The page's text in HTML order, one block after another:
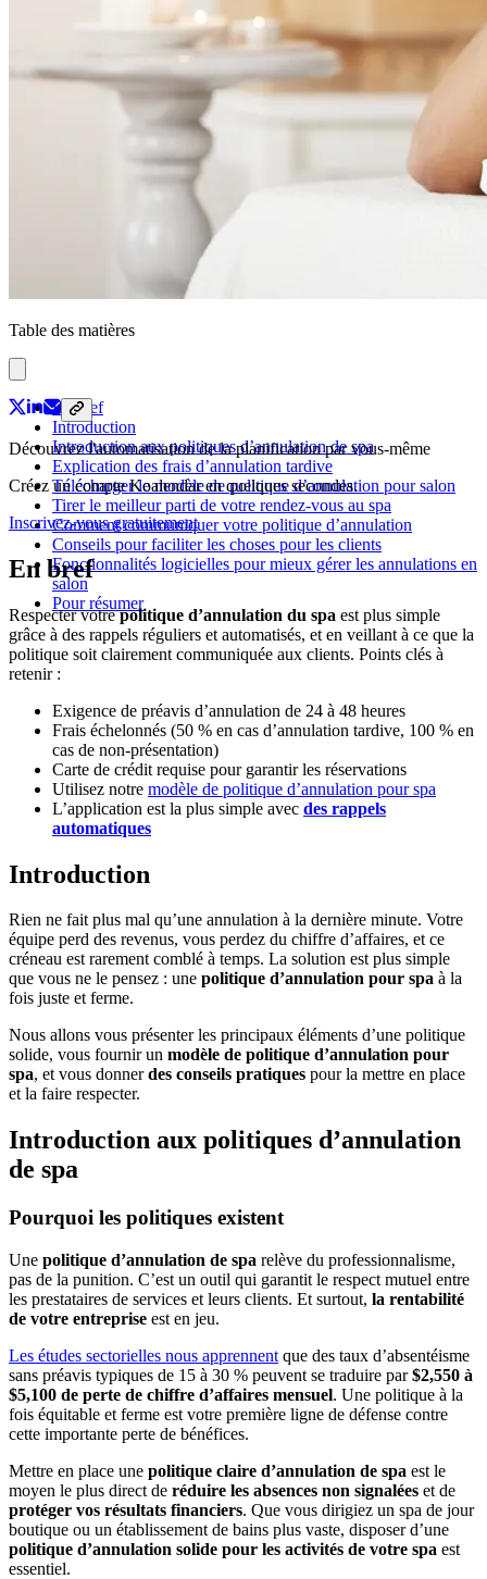
Table des matières
En bref
Introduction
Introduction aux politiques d’annulation de spa
Explication des frais d’annulation tardive
Télécharger le modèle de politique d’annulation pour salon
Tirer le meilleur parti de votre rendez-vous au spa
Comment communiquer votre politique d’annulation
Conseils pour faciliter les choses pour les clients
Fonctionnalités logicielles pour mieux gérer les annulations en
salon
Pour résumer
Découvrez l'automatisation de la planification par vous-même
Créez un compte Koalendar en quelques secondes.
Inscrivez-vous gratuitement
En bref
Respecter votrepolitique d’annulation du spa est plus simple
grâce à des rappels réguliers et automatisés, et en veillant à ce que la
politique soit clairement communiquée aux clients. Points clés à
retenir :
Exigence de préavis d’annulation de 24 à 48 heures
Frais échelonnés (50 % en cas d’annulation tardive, 100 % en
cas de non‑présentation)
Carte de crédit requise pour garantir les réservations
Utilisez notre modèle de politique d’annulation pour spa
L’application est la plus simple avec des rappels
automatiques
Introduction
Rien ne fait plus mal qu’une annulation à la dernière minute. Votre
équipe perd des revenus, vous perdez du chiffre d’affaires, et ce
créneau est rarement comblé à temps. La solution est plus simple
que vous ne le pensez : une politique d’annulation pour spa à la
fois juste et ferme.
Nous allons vous présenter les principaux éléments d’une politique
solide, vous fournir un modèle de politique d’annulation pour
spa, et vous donnerdes conseils pratiques pour la mettre en place
et la faire respecter.
Introduction aux politiques d’annulation
de spa
Pourquoi les politiques existent
Une politique d’annulation de spa relève du professionnalisme,
pas de la punition. C’est un outil qui garantit le respect mutuel entre
les prestataires de services et leurs clients. Et surtout, la rentabilité
de votre entreprise est en jeu.
Les études sectorielles nous apprennent que des taux d’absentéisme
sans préavis typiques de 15 à 30 % peuvent se traduire par$2,550 à
$5,100 de perte de chiffre d’affaires mensuel. Une politique à la
fois équitable et ferme est votre première ligne de défense contre
cette importante perte de bénéfices.
Mettre en place une politique claire d’annulation de spa est le
moyen le plus direct de réduire les absences non signalées et de
protéger vos résultats financiers. Que vous dirigiez un spa de jour
boutique ou un établissement de bains plus vaste, disposer d’une
politique d’annulation solide pour les activités de votre spa est
essentiel.